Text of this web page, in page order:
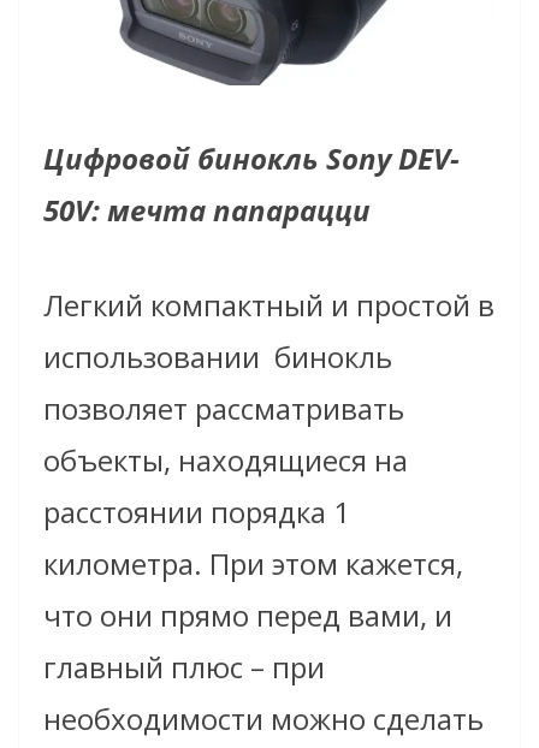
Цифровой бинокль Sony DEV-
50V: мечта папарацци
Легкий компактный и простой в
использовании бинокль
позволяет рассматривать
объекты, находящиеся на
расстоянии порядка 1
километра. При этом кажется,
что они прямо перед вами, и
главный плюс – при
необходимости можно сделать